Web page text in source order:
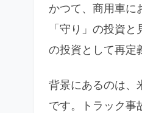
かつて、商用車に
「守り」の投資
の投資として再定
背景にあるのは、
です。トラック事